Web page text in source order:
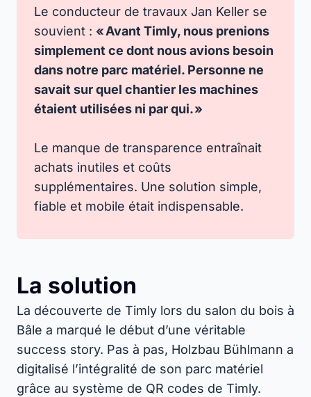
Le conducteur de travaux Jan Keller se
souvient : « Avant Timly, nous prenions
simplement ce dont nous avions besoin
dans notre parc matériel. Personne ne
savait sur quel chantier les machines
étaient utilisées ni par qui. »
Le manque de transparence entraînait
achats inutiles et coûts
supplémentaires. Une solution simple,
fiable et mobile était indispensable.
La solution
La découverte de Timly lors du salon du bois à
Bâle a marqué le début d’une véritable
success story. Pas à pas, Holzbau Bühlmann a
digitalisé l’intégralité de son parc matériel
grâce au système de QR codes de Timly.